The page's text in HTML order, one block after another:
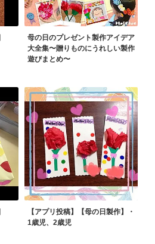
母の日のプレゼント製作アイデア
大全集〜贈りものにうれしい製作
遊びまとめ〜
【アプリ投稿】【母の日製作】・
1歳児、2歳児